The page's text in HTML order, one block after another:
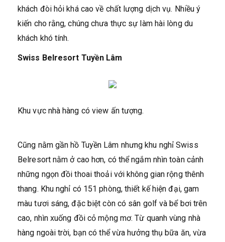
khách đòi hỏi khá cao về chất lượng dịch vụ. Nhiều ý
kiến cho rằng, chúng chưa thực sự làm hài lòng du
khách khó tính.
Swiss Belresort Tuyền Lâm
Khu vực nhà hàng có view ấn tượng.
Cũng nằm gần hồ Tuyền Lâm nhưng khu nghỉ Swiss
Belresort nằm ở cao hơn, có thể ngắm nhìn toàn cảnh
những ngọn đồi thoai thoải với không gian rộng thênh
thang. Khu nghỉ có 151 phòng, thiết kế hiện đại, gam
màu tươi sáng, đặc biệt còn có sân golf và bể bơi trên
cao, nhìn xuống đồi cỏ mộng mơ. Từ quanh vùng nhà
hàng ngoài trời, bạn có thể vừa hưởng thụ bữa ăn, vừa